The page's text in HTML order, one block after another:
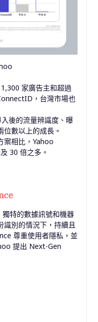
家廣告主和超過
，台灣市場也
後的流量辨識度、曝
數以上的成長。
相比，Yahoo
30 倍之多。
特的數據訊號和機器
識別的情況下，持續且
尊重使用者隱私，並
提出 Next-Gen